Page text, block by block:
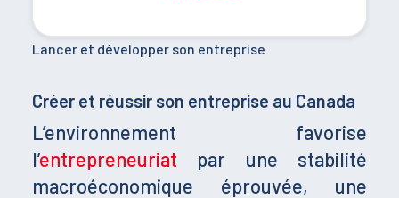
Lancer et développer son entreprise
Créer et réussir son entreprise au Canada
L’environnement favorise
l’entrepreneuriat par une stabilité
macroéconomique éprouvée, une